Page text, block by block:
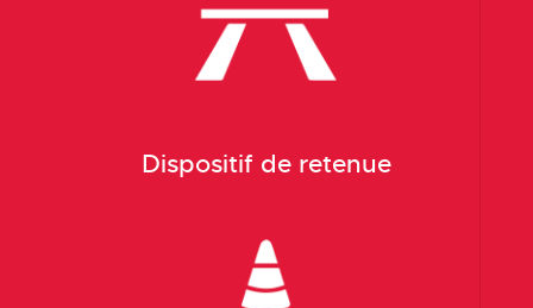
Dispositif de retenue